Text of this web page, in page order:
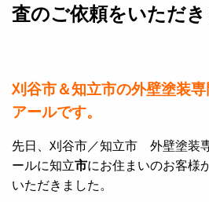
査のご依頼をいただ
刈谷市＆知立市の外壁塗装
アールです。
先日、刈谷市／知立市 外壁塗装
ールに知立市にお住まいのお客様
いただきました。